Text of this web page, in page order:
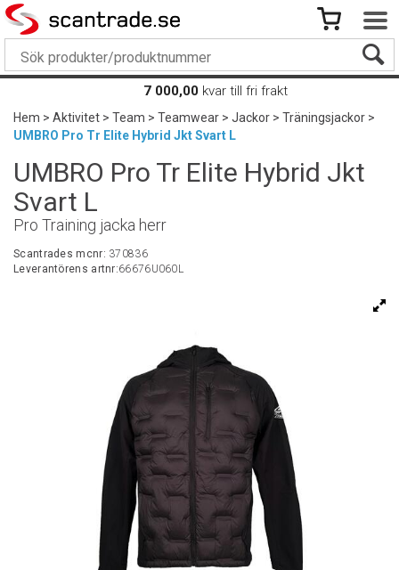
7 000,00 kvar till fri frakt
Hem>Aktivitet>Team>Teamwear>Jackor>Träningsjackor>
UMBRO Pro Tr Elite Hybrid Jkt Svart L
UMBRO Pro Tr Elite Hybrid Jkt
Svart L
Pro Training jacka herr
Scantrades mcnr: 370836
Leverantörens artnr:66676U060L